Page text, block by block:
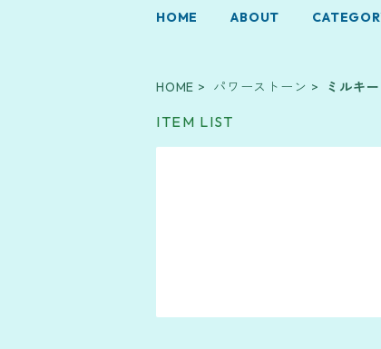
HOME ABOUT
HOME パワーストーン ミルキ
ITEM LIST